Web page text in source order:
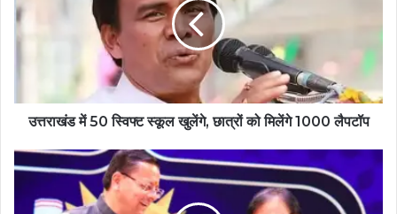
उत्तराखंड में 50 स्विफ्ट स्कूल खुलेंगे, छात्रों को मिलेंगे 1000 लैपटॉप